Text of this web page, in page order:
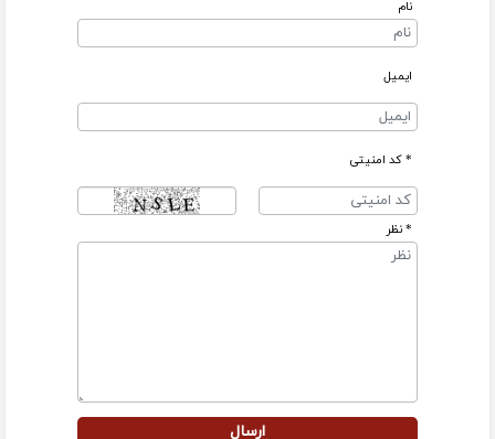
نام
ایمیل
* کد امنیتی
* نظر